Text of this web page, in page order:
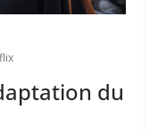
du